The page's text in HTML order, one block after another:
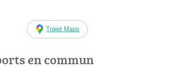
Trajet Maps
en commun